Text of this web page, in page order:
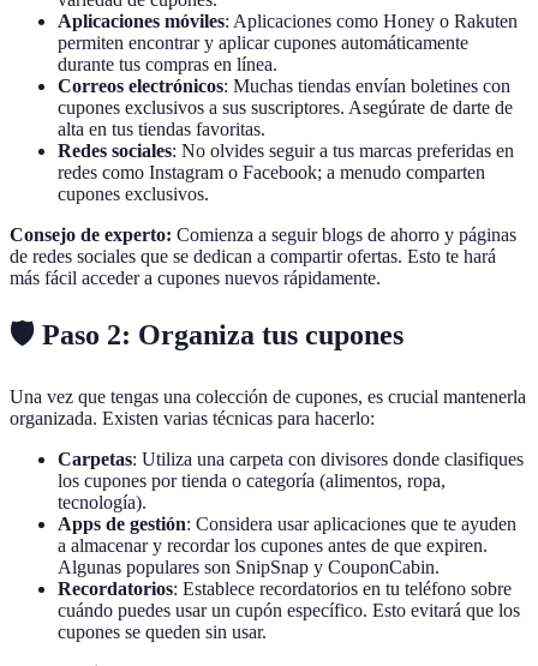
Aplicaciones móviles: Aplicaciones como Honey o Rakuten
permiten encontrar y aplicar cupones automáticamente
durante tus compras en línea.
Correos electrónicos: Muchas tiendas envían boletines con
cupones exclusivos a sus suscriptores. Asegúrate de darte de
alta en tus tiendas favoritas.
Redes sociales: No olvides seguir a tus marcas preferidas en
redes como Instagram o Facebook; a menudo comparten
cupones exclusivos.
Consejo de experto: Comienza a seguir blogs de ahorro y páginas
de redes sociales que se dedican a compartir ofertas. Esto te hará
más fácil acceder a cupones nuevos rápidamente.
🛡️ Paso 2: Organiza tus cupones
Una vez que tengas una colección de cupones, es crucial mantenerla
organizada. Existen varias técnicas para hacerlo:
Carpetas: Utiliza una carpeta con divisores donde clasifiques
los cupones por tienda o categoría (alimentos, ropa,
tecnología).
Apps de gestión: Considera usar aplicaciones que te ayuden
a almacenar y recordar los cupones antes de que expiren.
Algunas populares son SnipSnap y CouponCabin.
Recordatorios: Establece recordatorios en tu teléfono sobre
cuándo puedes usar un cupón específico. Esto evitará que los
cupones se queden sin usar.